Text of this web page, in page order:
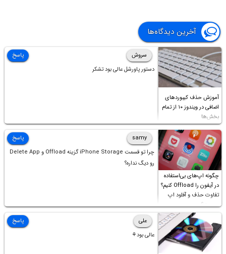
آخرین دیدگاه‌ها
آموزش حذف کیبوردهای
اضافی در ویندوز ۱۰ از تمام
بخش‌ها
سروش
دستور پاورشل عالی بود تشکر
پاسخ
چگونه اپ‌های بی‌استفاده
در آیفون را Offload کنیم؟
تفاوت حذف و آفلود اپ
چیست؟
samy
چرا تو قسمت iPhone Storage گزینه Offload و Delete App
رو دیگ نداره؟
پاسخ
علی
عالی بود⚘
پاسخ